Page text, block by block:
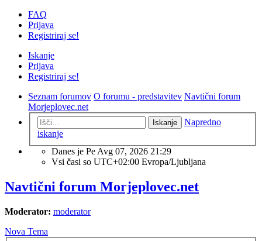
FAQ
Prijava
Registriraj se!
Iskanje
Prijava
Registriraj se!
Seznam forumov O forumu - predstavitev Navtični forum
Morjeplovec.net
Iskanje
Napredno
iskanje
Danes je Pe Avg 07, 2026 21:29
Vsi časi so UTC+02:00 Evropa/Ljubljana
Navtični forum Morjeplovec.net
Moderator: moderator
Nova Tema